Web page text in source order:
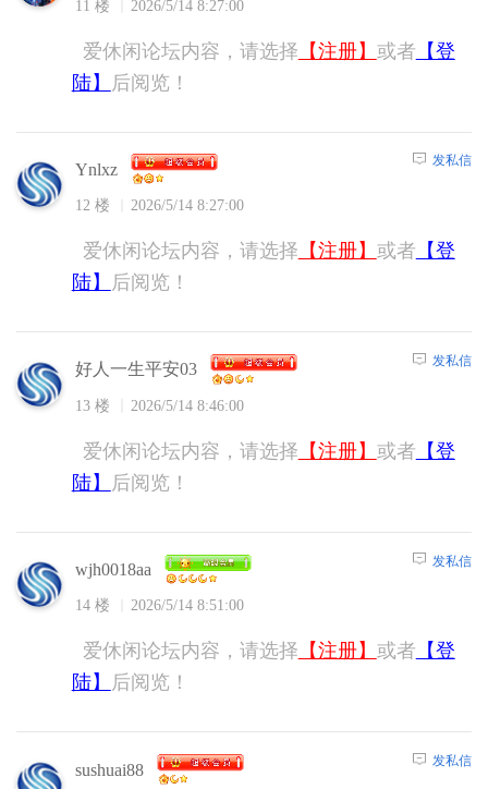
11 楼 2026/5/14 8:27:00
爱休闲论坛内容，请选择 【注册】 或者 【登
陆】
后阅览！
Ynlxz
12 楼 2026/5/14 8:27:00
发私信
爱休闲论坛内容，请选择 【注册】 或者 【登
陆】
后阅览！
好人一生平安03
13 楼 2026/5/14 8:46:00
发私信
爱休闲论坛内容，请选择 【注册】 或者 【登
陆】
后阅览！
wjh0018aa
14 楼 2026/5/14 8:51:00
发私信
爱休闲论坛内容，请选择 【注册】 或者 【登
陆】
后阅览！
sushuai88 发私信